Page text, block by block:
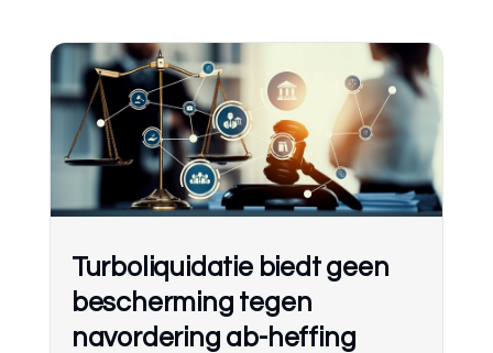
Turboliquidatie biedt geen
bescherming tegen
navordering ab-heffing